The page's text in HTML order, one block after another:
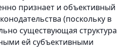
признает и объективный
(поскольку в
существующая структура
ей субъективными